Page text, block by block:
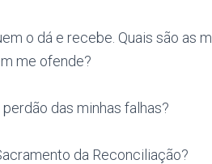
o dá e recebe. Quais são as
me ofende?
das minhas falhas?
da Reconciliação?